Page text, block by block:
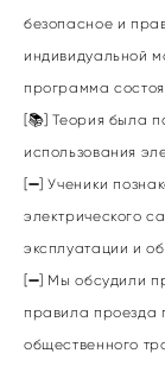
безопасное и
индивидуальной
программа
[📚] Теория была
использования
[➖] Ученики
электрического
эксплуатации и
[➖] Мы обсудили
правила проезда
общественного